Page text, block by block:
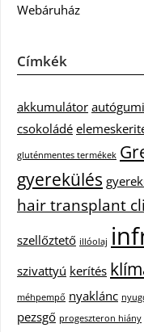
Webáruház
Címkék
akkumulátor autógumi
csokoládé
gluténmentes termékek
gyerekülés
hair transplant
szellőztető illóolaj
szivattyú kerítés
méhpempő nyaklánc
pezsgő progeszteron hiány